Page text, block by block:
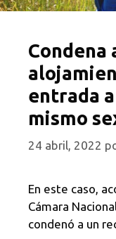
Condena
entrada
mismo
24 abril, 2022
En este caso,
Cámara
condenó a un